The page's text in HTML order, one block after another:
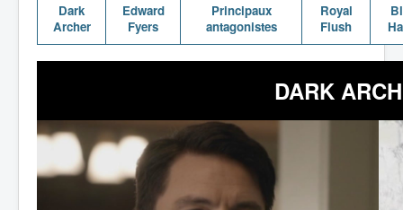
Dessins
Artiste Asperger
Dark
Archer
Edward
Fyers
Principaux
antagonistes
Royal
Flush
DARK